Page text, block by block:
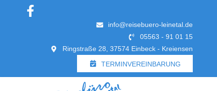
info@reisebuero-leinetal.de
05563 - 91 01 15
Ringstraße 28, 37574 Einbeck - Kreiensen
TERMINVEREINBARUNG